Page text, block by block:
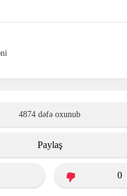
4874 dəfə oxunub
Paylaş
0